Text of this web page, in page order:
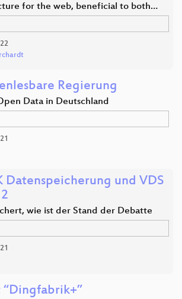
for the web, beneficial to both…
22
Regierung
Data in Deutschland
21
Datenspeicherung und VDS
wie ist der Stand der Debatte
21
“Dingfabrik+”